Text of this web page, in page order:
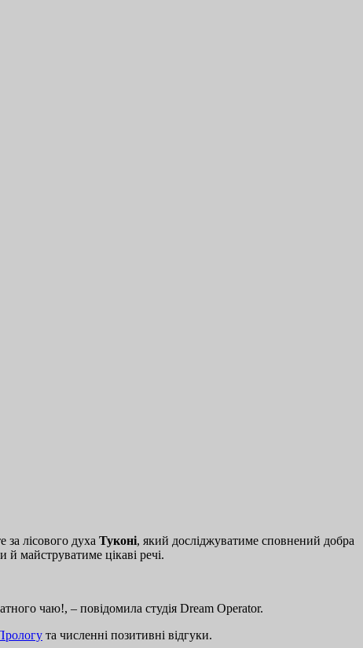
лісового духа Туконі, який досліджуватиме сповнений добра
й майструватиме цікаві речі.
чаю!, – повідомила студія Dream Operator.
та численні позитивні відгуки.